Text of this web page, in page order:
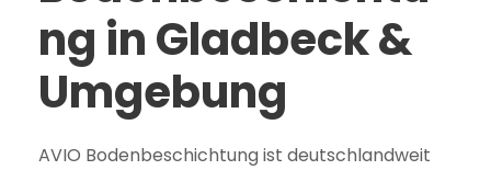
ng in Gladbeck &
Umgebung
AVIO Bodenbeschichtung ist deutschlandweit